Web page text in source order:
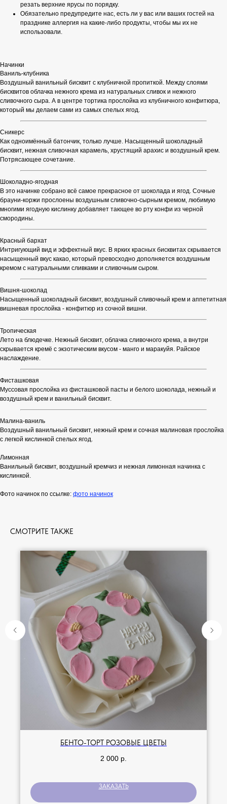
резать верхние ярусы по порядку.
Обязательно предупредите нас, есть ли у вас или ваших гостей на
празднике аллергия на какие-либо продукты, чтобы мы их не
использовали.
Начинки
Ваниль-клубника
Воздушный ванильный бисквит с клубничной пропиткой. Между слоями
бисквитов облачка нежного крема из натуральных сливок и нежного
сливочного сыра. А в центре тортика прослойка из клубничного конфитюра,
который мы делаем сами из самых спелых ягод.
Сникерс
Как одноимённый батончик, только лучше. Насыщенный шоколадный
бисквит, нежная сливочная карамель, хрустящий арахис и воздушный крем.
Потрясающее сочетание.
Шоколадно-ягодная
В это начинке собрано всё самое прекрасное от шоколада и ягод. Сочные
брауни-коржи прослоены воздушным сливочно-сырным кремом, любимую
многими ягодную кислинку добавляет тающее во рту конфи из черной
смородины.
Красный бархат
Интригующий вид и эффектный вкус. В ярких красных бисквитах скрывается
насыщенный вкус какао, который превосходно дополняется воздушным
кремом с натуральными сливками и сливочным сыром.
Вишня-шоколад
Насыщенный шоколадный бисквит, воздушный сливочный крем и аппетитная
вишневая прослойка - конфитюр из сочной вишни.
Тропическая
Лето на блюдечке. Нежный бисквит, облачка сливочного крема, а внутри
скрывается кремё с экзотическим вкусом - манго и маракуйя. Райское
наслаждение.
Фисташковая
Муссовая прослойка из фисташковой пасты и белого шоколада, нежный и
воздушный крем и ванильный бисквит.
Малина-ваниль
Воздушный ванильный бисквит, нежный крем и сочная малиновая прослойка
с легкой кислинкой спелых ягод.
Лимонная
Ванильный бисквит, воздушный кремчиз и нежная лимонная начинка с
кислинкой.
Фото начинок по ссылке: фото начинок
СМОТРИТЕ ТАКЖЕ
БЕНТО-ТОРТ РОЗОВЫЕ ЦВЕТЫ
2 000 р.
ЗАКАЗАТЬ